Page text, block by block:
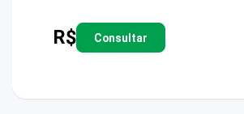
R$ Consultar